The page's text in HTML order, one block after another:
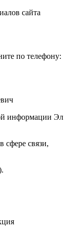
сайта
по телефону:
информации Эл
сфере связи,